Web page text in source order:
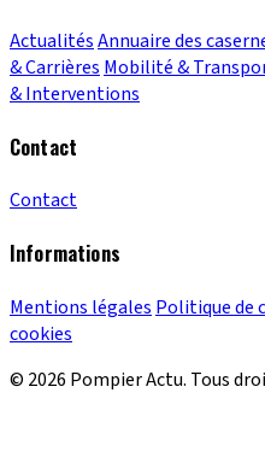
ActualitésAnnuaire des
& Carrières Mobilité &
& Interventions
Contact
Contact
Informations
Mentions légales Politique de
cookies
© 2026 Pompier Actu. Tous